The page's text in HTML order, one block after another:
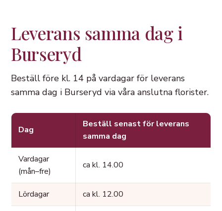
Leverans samma dag i
Burseryd
Beställ före kl. 14 på vardagar för leverans
samma dag i Burseryd via våra anslutna florister.
Dag
Beställ senast för leverans
samma dag
Vardagar
(mån–fre)
ca kl. 14.00
Lördagar ca kl. 12.00